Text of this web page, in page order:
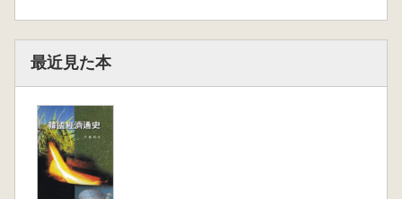
最近見た本